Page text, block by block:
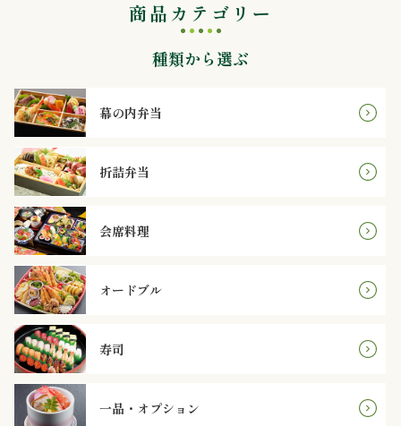
当
折
詰
弁
当
会
席
料
理
商品カテゴリー
種類から選ぶ
幕の内弁当
折詰弁当
会席料理
オードブル
寿司
一品・オプション